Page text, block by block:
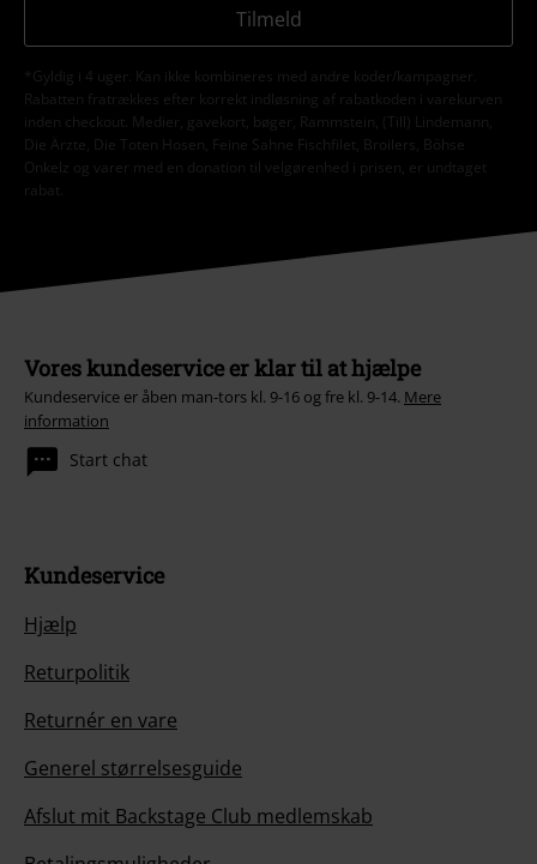
Tilmeld
*Gyldig i 4 uger. Kan ikke kombineres med andre koder/kampagner.
Rabatten fratrækkes efter korrekt indløsning af rabatkoden i varekurven
inden checkout. Medier, gavekort, bøger, Rammstein, (Till) Lindemann,
Die Ärzte, Die Toten Hosen, Feine Sahne Fischfilet, Broilers, Böhse
Onkelz og varer med en donation til velgørenhed i prisen, er undtaget
rabat.
Vores kundeservice er klar til at hjælpe
Kundeservice er åben man-tors kl. 9-16 og fre kl. 9-14. Mere
information
Start chat
Kundeservice
Hjælp
Returpolitik
Returnér en vare
Generel størrelsesguide
Afslut mit Backstage Club medlemskab